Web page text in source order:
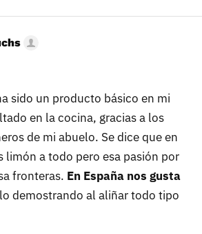
sido un producto básico en mi
en la cocina, gracias a los
de mi abuelo. Se dice que en
limón a todo pero esa pasión por
fronteras. En España nos gusta
demostrando al aliñar todo tipo